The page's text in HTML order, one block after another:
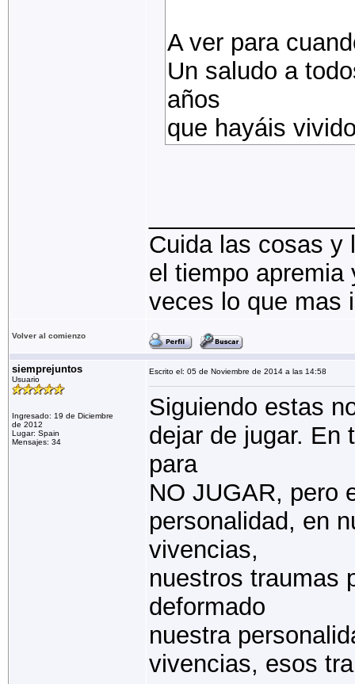
A ver para
Un saludo a
años
que hayáis
Cuida las cosas y
el tiempo
veces lo que mas
Volver al comienzo
siemprejuntos
Usuario
Ingresado: 19 de Diciembre
de 2012
Lugar: Spain
Mensajes: 34
Escrito el: 05 de Noviembre de 2014 a las 14:58
Siguiendo estas
dejar de jugar. En
para
NO JUGAR, pero
personalidad, en
vivencias,
nuestros traumas
deformado
nuestra
vivencias, esos